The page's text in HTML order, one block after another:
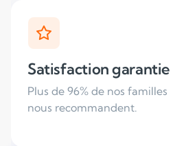
+19 000 élèves suivis /
an
Tous les ans, des familles nous